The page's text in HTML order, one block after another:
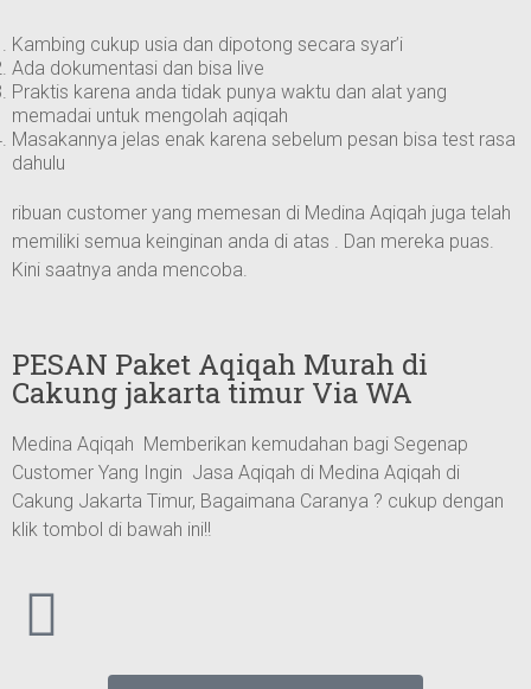
Kambing cukup usia dan dipotong secara syar’i
Ada dokumentasi dan bisa live
Praktis karena anda tidak punya waktu dan alat yang
memadai untuk mengolah aqiqah
Masakannya jelas enak karena sebelum pesan bisa test rasa
dahulu
ribuan customer yang memesan di Medina Aqiqah juga telah
memiliki semua keinginan anda di atas . Dan mereka puas.
Kini saatnya anda mencoba.
PESAN Paket Aqiqah Murah di
Cakung jakarta timur Via WA
Medina Aqiqah Memberikan kemudahan bagi Segenap
Customer Yang Ingin Jasa Aqiqah di Medina Aqiqah di
Cakung Jakarta Timur, Bagaimana Caranya ? cukup dengan
klik tombol di bawah ini!!